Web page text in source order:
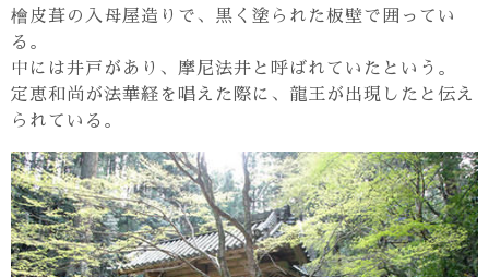
檜皮葺の入母屋造りで、黒く塗られた板壁で囲ってい
る。
中には井戸があり、摩尼法井と呼ばれていたという。
定恵和尚が法華経を唱えた際に、龍王が出現したと伝え
られている。